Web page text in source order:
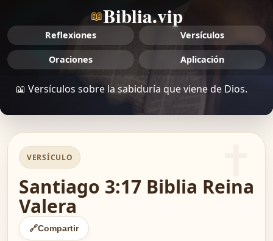
📖Biblia.vip
Reflexiones Versículos
Oraciones Aplicación
📖 Versículos sobre la sabiduría que viene de Dios.
VERSÍCULO
Santiago 3:17 Biblia Reina
Valera
🔗Compartir